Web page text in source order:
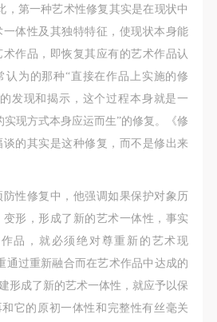
，第一种艺术性修复其实是在现状中
体性及其独特特征，使现状本身能
作品，即恢复其应有的艺术作品认
认为的那种“直接在作品上实施的修
发现和揭示，这个过程本身就是一
实现方式本身应运而生”的修复。《修
的其实是这种修复，而不是修出来
性修复中，他强调如果保护对象历
形，形成了新的艺术一体性，事实
品，就必须绝对尊重新的艺术现
通过重新融合而在艺术作品中达成的
形成了新的艺术一体性，就应予以保
和它的原初一体性和完整性有丝毫关